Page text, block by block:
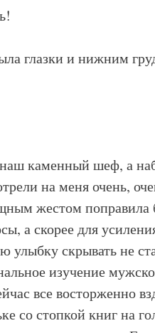
глазки и нижним
каменный шеф, а
на меня очень,
жестом поправила
а скорее для
скрывать не
изучение
все восторженно
со стопкой книг на